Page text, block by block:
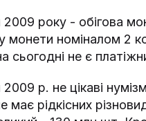
2009 року - обігова
монети номіналом 2
сьогодні не є
2009 р. не цікаві
має рідкісних